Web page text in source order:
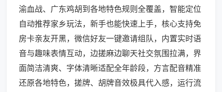
渝血战、广东鸡胡到各地特色规则全覆盖，智能定位
自动推荐家乡玩法，新手也能快速上手，核心支持免
房卡亲友开黑，微信好友一键邀请组队，内置实时语
音与趣味表情互动，边搓麻边聊天社交氛围拉满，界
面简洁清爽、字体清晰适配全年龄段，方言配音精准
还原各地特色，搓牌、胡牌音效极具代入感，运行流